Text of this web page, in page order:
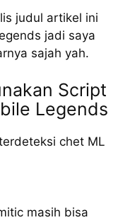
judul artikel ini
jadi saya
sajah yah.
Script
Legends
chet ML
masih bisa